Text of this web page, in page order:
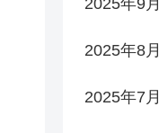
2025年8月
2025年7月